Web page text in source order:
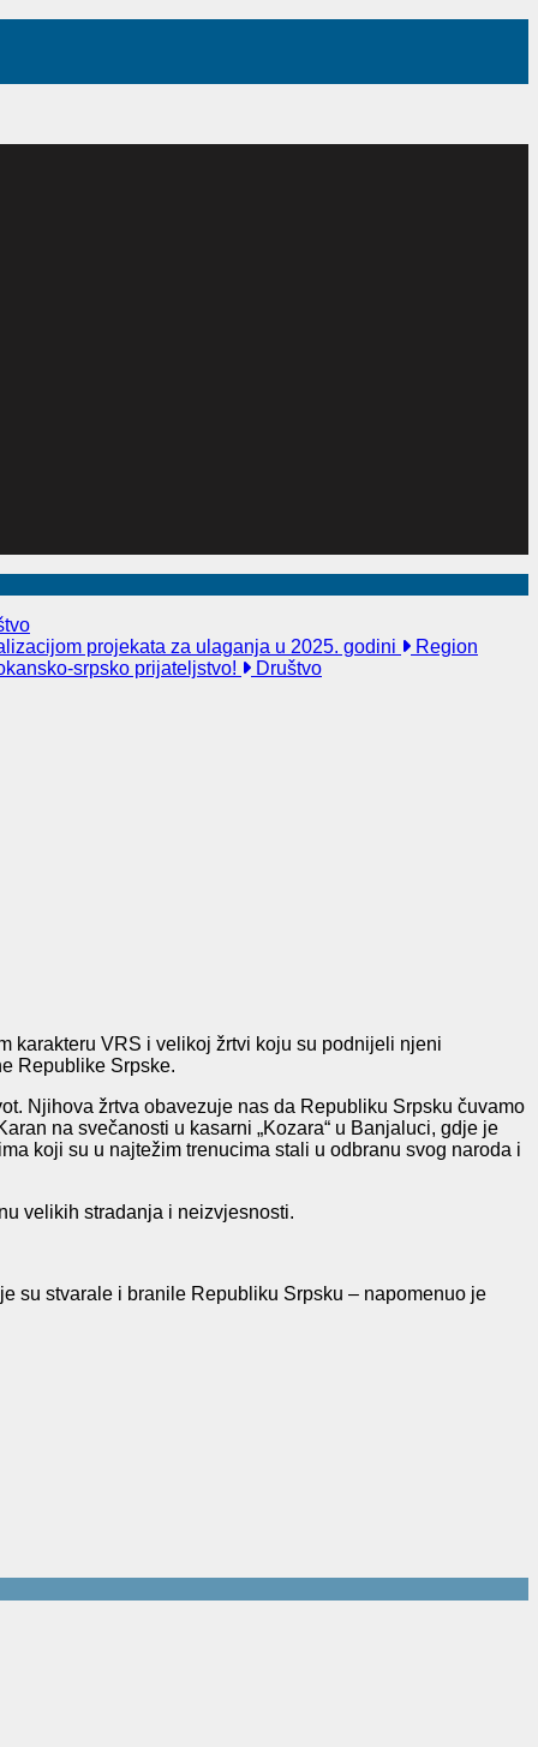
projekata za ulaganja u 2025. godini
Region
srpsko prijateljstvo!
Društvo
karakteru VRS i velikoj žrtvi koju su podnijeli njeni
Republike Srpske.
Njihova žrtva obavezuje nas da Republiku Srpsku čuvamo
na svečanosti u kasarni „Kozara“ u Banjaluci, gdje je
koji su u najtežim trenucima stali u odbranu svog naroda i
velikih stradanja i neizvjesnosti.
su stvarale i branile Republiku Srpsku – napomenuo je